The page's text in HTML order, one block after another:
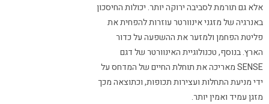
אלא גם תורמת לסביבה ירוקה יותר. יכולות החיסכון
באנרגיה של מזגני אינוורטר עוזרות להפחית את
פליטת הפחמן ולמזער את ההשפעה על כדור
הארץ. בנוסף, טכנולוגיית האינוורטר של דגם
SENSE מאריכה את תוחלת החיים של המדחס על
ידי מניעת התחלות ועצירות תכופות, וכתוצאה מכך
מזגן עמיד ואמין יותר.